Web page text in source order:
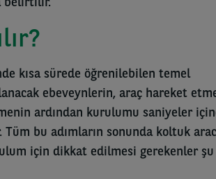
kısa sürede öğrenilebilen temel
ebeveynlerin, araç hareket
ardından kurulumu saniyeler
bu adımların sonunda koltuk
için dikkat edilmesi gerekenler şu